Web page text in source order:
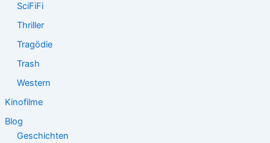
SciFiFi
Thriller
Tragödie
Trash
Western
Kinofilme
Blog
Geschichten